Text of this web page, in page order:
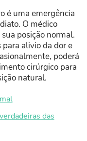
é uma emergência
O médico
posição normal.
alivio da dor e
poderá
cirúrgico para
natural.
das